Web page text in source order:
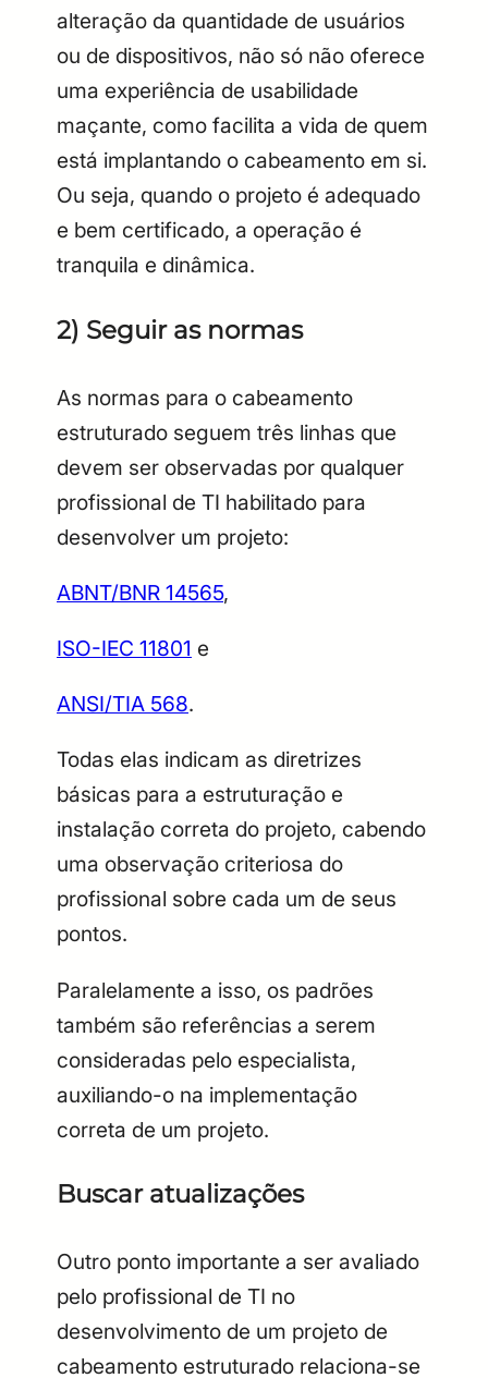
alteração da quantidade de usuários
ou de dispositivos, não só não oferece
uma experiência de usabilidade
maçante, como facilita a vida de quem
está implantando o cabeamento em si.
Ou seja, quando o projeto é adequado
e bem certificado, a operação é
tranquila e dinâmica.
2) Seguir as normas
As normas para o cabeamento
estruturado seguem três linhas que
devem ser observadas por qualquer
profissional de TI habilitado para
desenvolver um projeto:
ABNT/BNR 14565,
ISO-IEC 11801 e
ANSI/TIA 568.
Todas elas indicam as diretrizes
básicas para a estruturação e
instalação correta do projeto, cabendo
uma observação criteriosa do
profissional sobre cada um de seus
pontos.
Paralelamente a isso, os padrões
também são referências a serem
consideradas pelo especialista,
auxiliando-o na implementação
correta de um projeto.
Buscar atualizações
Outro ponto importante a ser avaliado
pelo profissional de TI no
desenvolvimento de um projeto de
cabeamento estruturado relaciona-se